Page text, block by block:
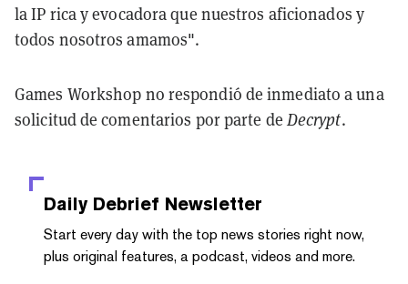
la IP rica y evocadora que nuestros aficionados y
todos nosotros amamos".
Games Workshop no respondió de inmediato a una
solicitud de comentarios por parte de Decrypt.
Daily Debrief Newsletter
Start every day with the top news stories right now,
plus original features, a podcast, videos and more.